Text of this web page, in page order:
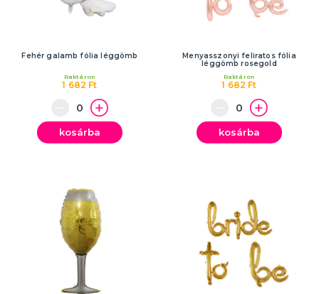
Fehér galamb fólia léggömb
1 682 Ft
Raktáron
kosárba
Menyasszonyi feliratos fólia
léggömb rosegold
1 682 Ft
Raktáron
kosárba